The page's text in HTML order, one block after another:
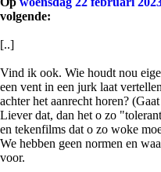
volgende:
[..]
Vind ik ook. Wie houdt nou
een vent in een jurk laat
achter het aanrecht horen?
Liever dat, dan het o zo
en tekenfilms dat o zo woke
We hebben geen normen en
voor.